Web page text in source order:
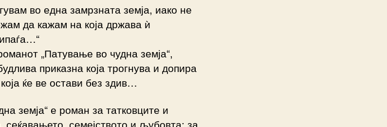
во една замрзната земја, иако не
да кажам на која држава ѝ
„Патување во чудна земја“,
приказна која трогнува и допира
ќе ве остави без здив…
земја“ е роман за татковците и